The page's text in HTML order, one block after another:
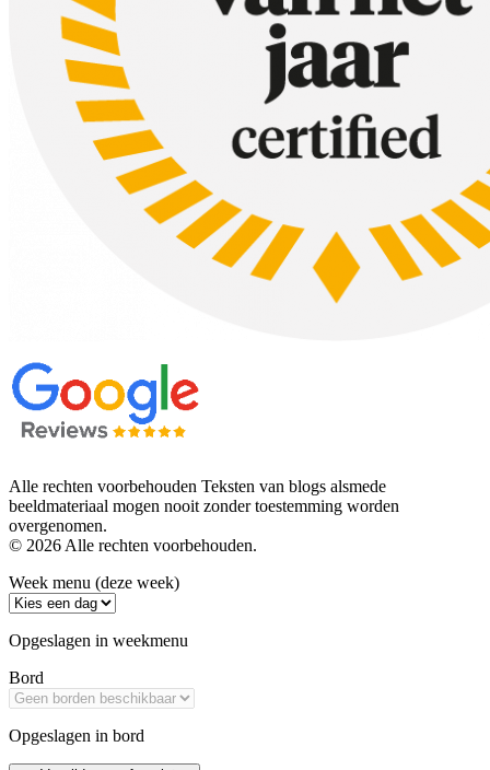
Alle rechten voorbehouden Teksten van blogs alsmede
beeldmateriaal mogen nooit zonder toestemming worden
overgenomen.
© 2026 Alle rechten voorbehouden.
Week menu (deze week)
Opgeslagen in weekmenu
Bord
Opgeslagen in bord